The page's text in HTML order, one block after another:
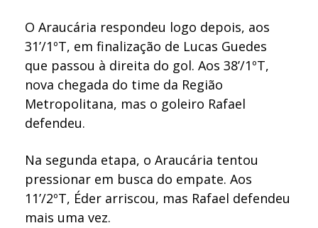
O Araucária respondeu logo depois, aos
31’/1ºT, em finalização de Lucas Guedes
que passou à direita do gol. Aos 38’/1ºT,
nova chegada do time da Região
Metropolitana, mas o goleiro Rafael
defendeu.
Na segunda etapa, o Araucária tentou
pressionar em busca do empate. Aos
11’/2ºT, Éder arriscou, mas Rafael defendeu
mais uma vez.